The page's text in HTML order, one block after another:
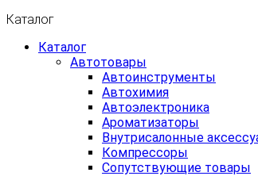
Каталог
Каталог
Автотовары
Автоинструменты
Автохимия
Автоэлектроника
Ароматизаторы
Внутрисалонные
Компрессоры
Сопутствующие товары